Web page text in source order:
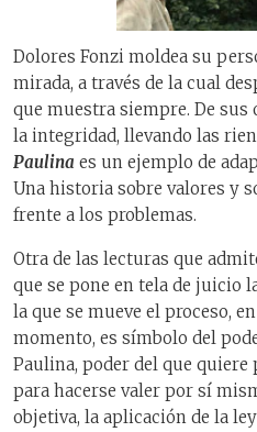
Dolores Fonzi moldea su
mirada, a través de la cual
que muestra siempre. De sus
la integridad, llevando las
Paulina es un ejemplo de
Una historia sobre valores y
frente a los problemas.
Otra de las lecturas que
que se pone en tela de juicio
la que se mueve el proceso,
momento, es símbolo del
Paulina, poder del que
para hacerse valer por sí
objetiva, la aplicación de la